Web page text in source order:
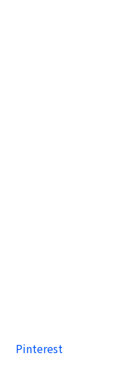
Pinterest